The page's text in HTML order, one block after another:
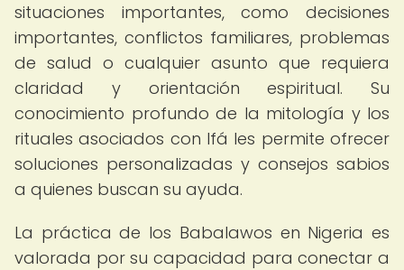
situaciones importantes, como decisiones
importantes, conflictos familiares, problemas
de salud o cualquier asunto que requiera
claridad y orientación espiritual. Su
conocimiento profundo de la mitología y los
rituales asociados con Ifá les permite ofrecer
soluciones personalizadas y consejos sabios
a quienes buscan su ayuda.
La práctica de los Babalawos en Nigeria es
valorada por su capacidad para conectar a